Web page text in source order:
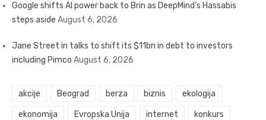
Google shifts AI power back to Brin as DeepMind’s Hassabis
steps aside August 6, 2026
Jane Street in talks to shift its $11bn in debt to investors
including Pimco August 6, 2026
akcije Beograd berza biznis ekologija
ekonomija Evropska Unija internet konkurs